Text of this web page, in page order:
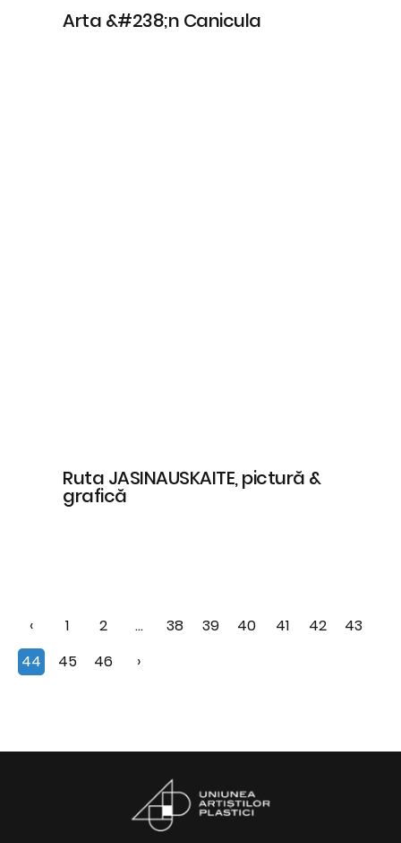
Arta &#238;n Canicula
Ruta JASINAUSKAITE, pictură &
grafică
‹ 1 2 ... 38 39 40 41 42
43
44
45 46 ›